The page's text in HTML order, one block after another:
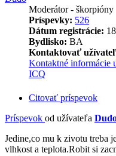
Moderátor - škorpióny
Príspevky: 526
Dátum registrácie:
Bydlisko: BA
Kontaktovať
Kontaktné informácie
ICQ
Citovať príspevok
Príspevok od užívateľa
Jedine,co mu k zivotu treba
vlhkost a teplota.Robit si